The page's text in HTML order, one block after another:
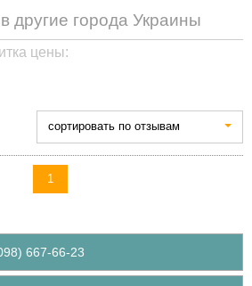
другие города Украины
цены:
cортировать по отзывам
1
667-66-23